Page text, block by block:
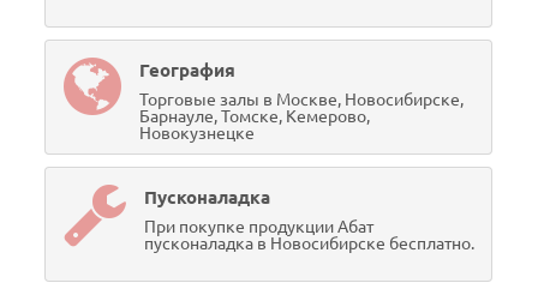
География
Торговые залы в Москве, Новосибирске,
Барнауле, Томске, Кемерово,
Новокузнецке
Пусконаладка
При покупке продукции Абат
пусконаладка в Новосибирске бесплатно.